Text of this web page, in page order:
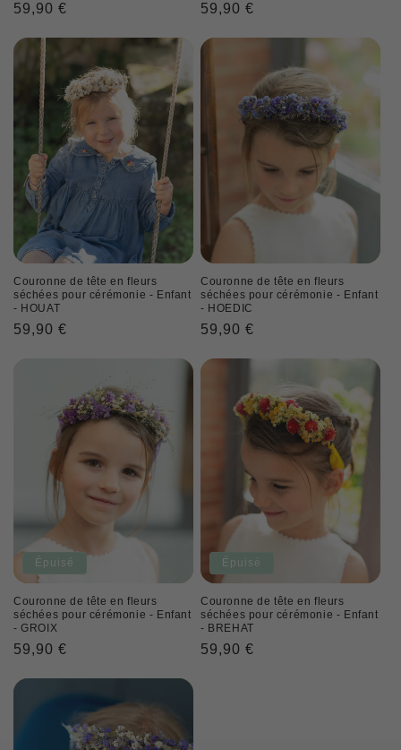
Prix
59,90 €
Prix
59,90 €
Couronne de tête en fleurs
séchées pour cérémonie - Enfant
- HOUAT
Prix
59,90 €
Couronne de tête en fleurs
séchées pour cérémonie - Enfant
- HOEDIC
Prix
59,90 €
Épuisé
Couronne de tête en fleurs
séchées pour cérémonie - Enfant
- GROIX
Prix
59,90 €
Épuisé
Couronne de tête en fleurs
séchées pour cérémonie - Enfant
- BREHAT
Prix
59,90 €